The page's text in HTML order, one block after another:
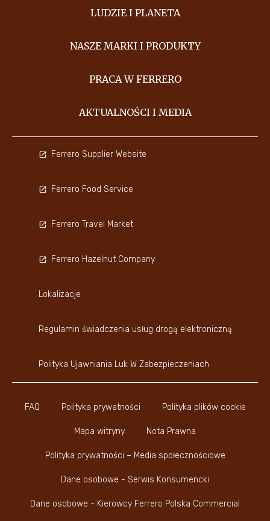
LUDZIE I PLANETA
NASZE MARKI I PRODUKTY
PRACA W FERRERO
AKTUALNOŚCI I MEDIA
FAQ Polityka prywatności Polityka plików cookie
Mapa witryny Nota Prawna
Polityka prywatności – Media społecznościowe
Dane osobowe - Serwis Konsumencki
Dane osobowe - Kierowcy Ferrero Polska Commercial
Ferrero Supplier Website
Ferrero Food Service
Ferrero Travel Market
Ferrero Hazelnut Company
Lokalizacje
Regulamin świadczenia usług drogą elektroniczną
Polityka Ujawniania Luk W Zabezpieczeniach